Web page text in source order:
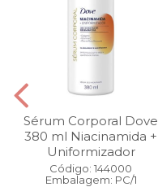
Sérum Corporal Dove
380 ml Niacinamida +
Uniformizador
Código: 144000
Embalagem: PC/1